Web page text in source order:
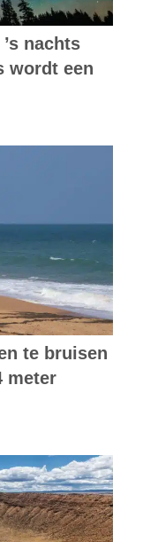
nachts
wordt een
te bruisen
meter